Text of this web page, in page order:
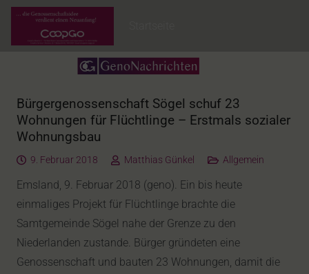
Bürgergenossenschaft Sögel schuf 23
Wohnungen für Flüchtlinge – Erstmals sozialer
Wohnungsbau
9. Februar 2018 Matthias Günkel Allgemein
Emsland, 9. Februar 2018 (geno). Ein bis heute
einmaliges Projekt für Flüchtlinge brachte die
Samtgemeinde Sögel nahe der Grenze zu den
Niederlanden zustande. Bürger gründeten eine
Genossenschaft und bauten 23 Wohnungen, damit die